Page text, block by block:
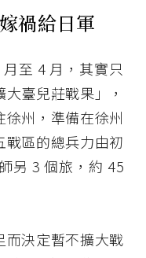
禍給日軍
至 4 月，其實只
臺兒莊戰果」，
州，準備在徐州
區的總兵力由初
另 3 個旅，約 45
而決定暫不擴大戰